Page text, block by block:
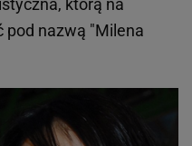
którą na
pod nazwą "Milena